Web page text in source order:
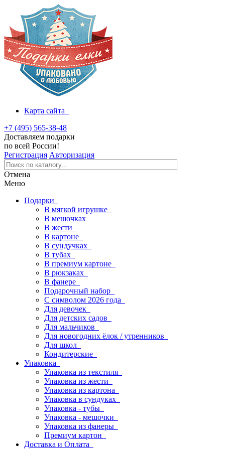
Карта сайта
+7 (495) 565-38-48
Доставляем подарки
по всей России!
Регистрация Авторизация
Отмена
Меню
Подарки
В мягкой игрушке
В мешочках
В жести
В картоне
В сундучках
В тубах
В премиум картоне
В рюкзаках
В фанере
Подарочный набор
С символом 2026 года
Для девочек
Для детских садов
Для мальчиков
Для новогодних ёлок / утренников
Для школ
Кондитерские
Упаковка
Упаковка из текстиля
Упаковка из жести
Упаковка из картона
Упаковка в сундуках
Упаковка - тубы
Упаковка - мешочки
Упаковка из фанеры
Премиум картон
Доставка и Оплата